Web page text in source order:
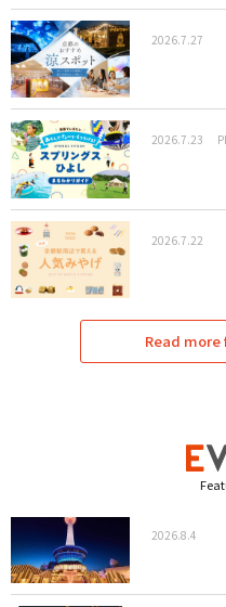
2026.7.27
2026.7.23
2026.7.22
Read
2026.8.4